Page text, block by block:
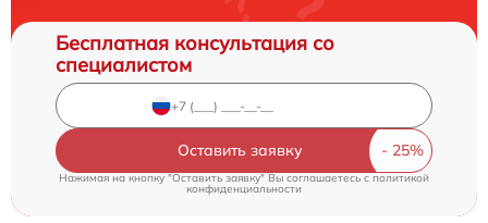
Бесплатная консультация со
специалистом
Оставить заявку
Нажимая на кнопку "Оставить заявку" Вы соглашаетесь c политикой
конфиденциальности